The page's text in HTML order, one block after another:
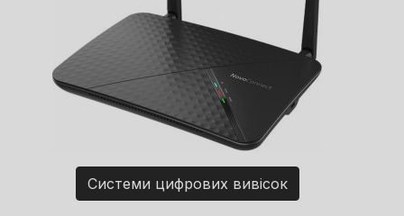
Системи цифрових вивісок